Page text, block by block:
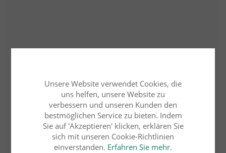
Unsere Website verwendet Cookies, die
uns helfen, unsere Website zu
verbessern und unseren Kunden den
bestmöglichen Service zu bieten. Indem
Sie auf 'Akzeptieren' klicken, erklären Sie
sich mit unseren Cookie-Richtlinien
einverstanden. Erfahren Sie mehr.